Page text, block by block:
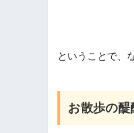
ということで、
お散歩の